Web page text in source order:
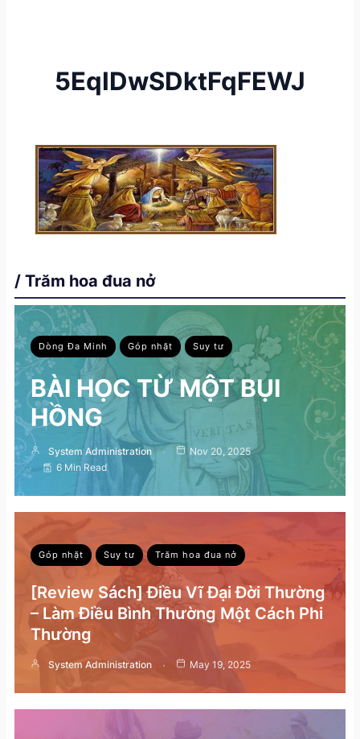
5EqIDwSDktFqFEWJ
/ Trăm hoa đua nở
Dòng Đa Minh Góp nhặt Suy tư
BÀI HỌC TỪ MỘT BỤI
HỒNG
System Administration
Nov 20, 2025
6 Min Read
Góp nhặt Suy tư Trăm hoa đua nở
[Review Sách] Điều Vĩ Đại Đời Thường
– Làm Điều Bình Thường Một Cách Phi
Thường
System Administration May 19, 2025